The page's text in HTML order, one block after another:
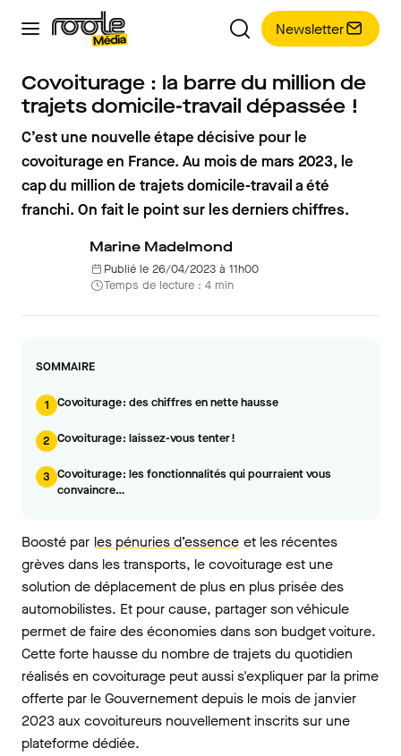
Newsletter
Covoiturage : la barre du million de
trajets domicile-travail dépassée !
C’est une nouvelle étape décisive pour le
covoiturage en France. Au mois de mars 2023, le
cap du million de trajets domicile-travail a été
franchi. On fait le point sur les derniers chiffres.
Marine Madelmond
Publié le 26/04/2023 à 11h00
Temps de lecture : 4 min
SOMMAIRE
1 Covoiturage : des chiffres en nette hausse
2 Covoiturage : laissez-vous tenter !
3 Covoiturage : les fonctionnalités qui pourraient vous
convaincre…
Boosté par les pénuries d’essence et les récentes
grèves dans les transports, le covoiturage est une
solution de déplacement de plus en plus prisée des
automobilistes. Et pour cause, partager son véhicule
permet de faire des économies dans son budget voiture.
Cette forte hausse du nombre de trajets du quotidien
réalisés en covoiturage peut aussi s'expliquer par la prime
offerte par le Gouvernement depuis le mois de janvier
2023 aux covoitureurs nouvellement inscrits sur une
plateforme dédiée.